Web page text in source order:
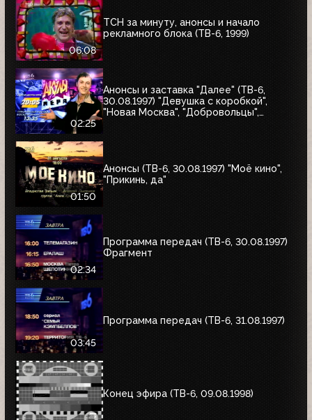
06:08
ТСН за минуту, анонсы и начало
рекламного блока (ТВ-6, 1999)
02:25
Анонсы и заставка "Далее" (ТВ-6,
30.08.1997) "Девушка с коробкой",
"Новая Москва", "Добровольцы",
01:50
Анонсы (ТВ-6, 30.08.1997) "Моё кино",
"Прикинь, да"
02:34
Программа передач (ТВ-6, 30.08.1997)
Фрагмент
03:45
Программа передач (ТВ-6, 31.08.1997)
Конец эфира (ТВ-6, 09.08.1998)